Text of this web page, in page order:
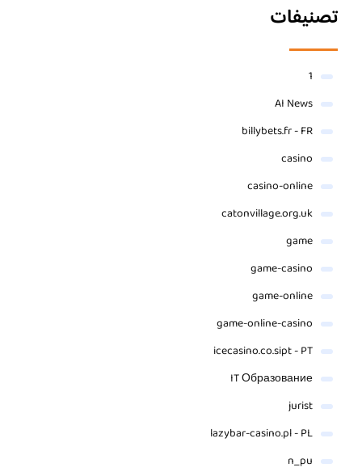
تصنيفات
1
AI News
billybets.fr - FR
casino
casino-online
catonvillage.org.uk
game
game-casino
game-online
game-online-casino
icecasino.co.sipt - PT
IT Образование
jurist
lazybar-casino.pl - PL
n_pu